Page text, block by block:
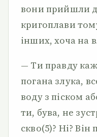
вони прийшли
кригоплави
інших, хоча на
— Ти правду
погана злука,
воду з піском
ти, бува, не
скво(5)? Ні?